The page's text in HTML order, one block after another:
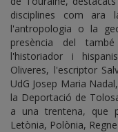
disciplines com ara
l'antropologia o la
presència del
l'historiador i
Oliveres, l'escriptor
UdG Josep Maria
la Deportació de
a una trentena, que
Letònia, Polònia,